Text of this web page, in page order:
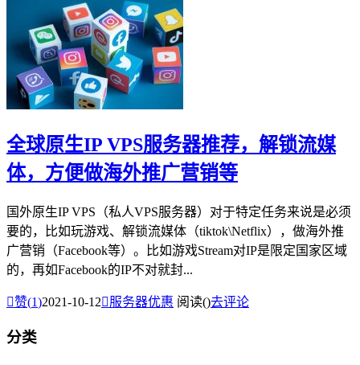
全球原生IP VPS服务器推荐，解锁流媒
体，方便做海外推广营销等
国外原生IP VPS（私人VPS服务器）对于特定任务来说是必须
要的，比如玩游戏、解锁流媒体（tiktok\Netflix），做海外推
广营销（Facebook等）。比如游戏Stream对IP是限定国家区域
的，再如Facebook的IP不对就封...
赞(1)2021-10-12服务器优惠 阅读()去评论
分类